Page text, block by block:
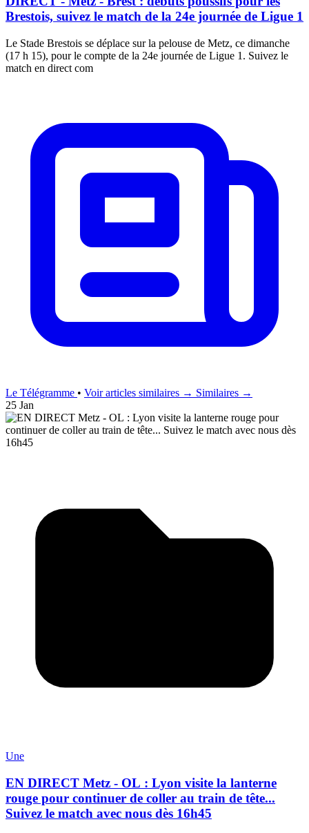
Brestois, suivez le match de la 24e journée de Ligue 1
Le Stade Brestois se déplace sur la pelouse de Metz, ce dimanche
(17 h 15), pour le compte de la 24e journée de Ligue 1. Suivez le
match en direct com
Le Télégramme • Voir articles similaires → Similaires →
25 Jan
Une
EN DIRECT Metz - OL : Lyon visite la lanterne
rouge pour continuer de coller au train de tête...
Suivez le match avec nous dès 16h45